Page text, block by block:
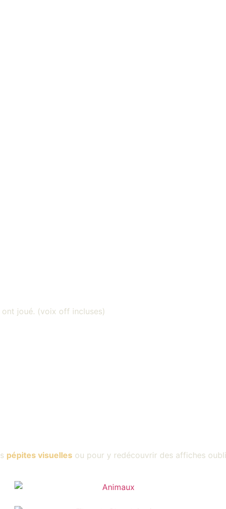
ont joué. (voix off incluses)
pépites visuelles ou pour y redécouvrir des affiches